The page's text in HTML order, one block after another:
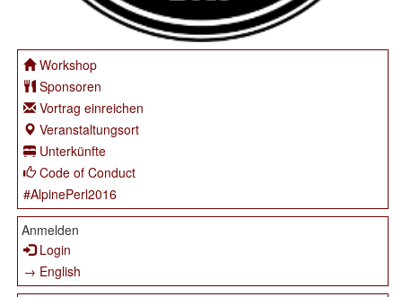
Workshop
Sponsoren
Vortrag einreichen
Veranstaltungsort
Unterkünfte
Code of Conduct
#AlpinePerl2016
Anmelden
Login
→ English